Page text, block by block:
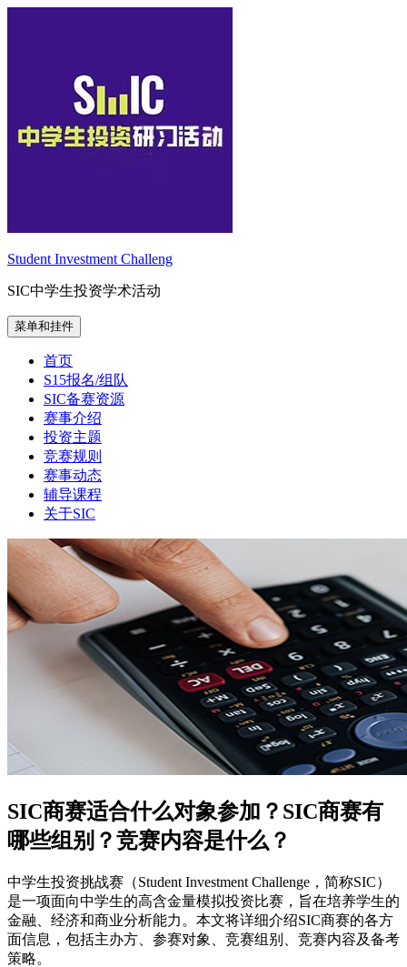
Student Investment Challeng
SIC中学生投资学术活动
菜单和挂件
首页
S15报名/组队
SIC备赛资源
赛事介绍
投资主题
竞赛规则
赛事动态
辅导课程
关于SIC
SIC商赛适合什么对象参加？SIC商赛有
哪些组别？竞赛内容是什么？
中学生投资挑战赛（Student Investment Challenge，简称SIC）
是一项面向中学生的高含金量模拟投资比赛，旨在培养学生的
金融、经济和商业分析能力。本文将详细介绍SIC商赛的各方
面信息，包括主办方、参赛对象、竞赛组别、竞赛内容及备考
策略。